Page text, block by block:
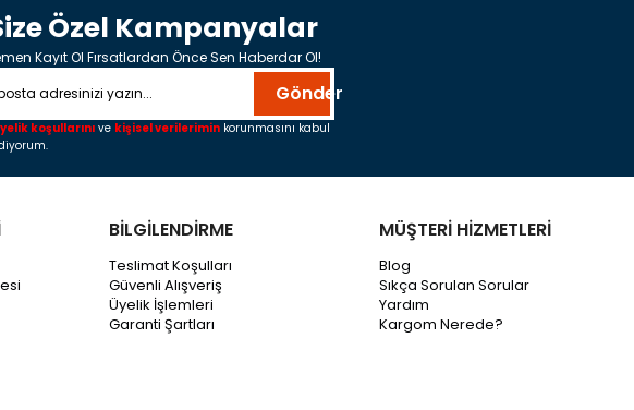
Özel Kampanyalar
Kayıt Ol Fırsatlardan Önce Sen Haberdar Ol!
Gönder
koşullarını ve kişisel verilerimin korunmasını kabul
BİLGİLENDİRME
Teslimat Koşulları
Güvenli Alışveriş
Üyelik İşlemleri
Garanti Şartları
MÜŞTERİ HİZMETLERİ
Blog
Sıkça Sorulan Sorular
Yardım
Kargom Nerede?